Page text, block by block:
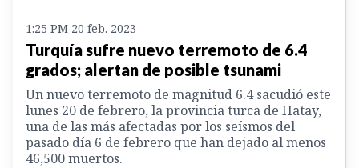
1:25 PM 20 feb. 2023
Turquía sufre nuevo terremoto de 6.4
grados; alertan de posible tsunami
Un nuevo terremoto de magnitud 6.4 sacudió este
lunes 20 de febrero, la provincia turca de Hatay,
una de las más afectadas por los seísmos del
pasado día 6 de febrero que han dejado al menos
46,500 muertos.